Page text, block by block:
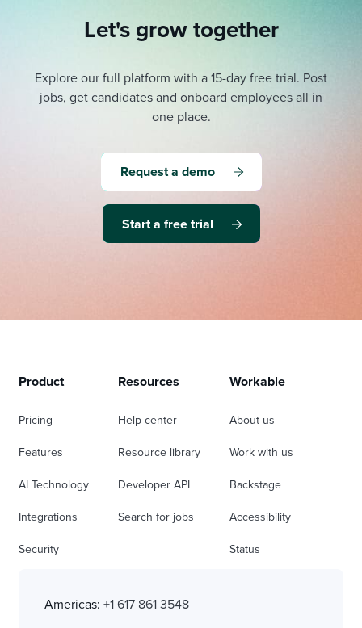
Let's grow together
Explore our full platform with a 15-day free trial. Post
jobs, get candidates and onboard employees all in
one place.
Request a demo
Start a free trial
Product
Pricing
Features
AI Technology
Integrations
Security
Resources
Help center
Resource library
Developer API
Search for jobs
Workable
About us
Work with us
Backstage
Accessibility
Status
Americas: +1 617 861 3548